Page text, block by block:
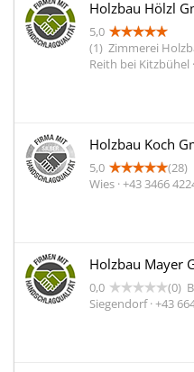
Holzbau Hölzl
5,0
(1) Zimmerei
Reith bei Kitzbühel
Holzbau Koch
5,0
(28)
Wies · +43 3466
Holzbau Mayer
0,0 (0)
Siegendorf · +43